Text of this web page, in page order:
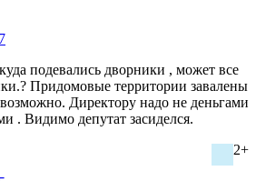
подевались дворники , может все
Придомовые территории завалены
Директору надо не деньгами
. Видимо депутат засиделся.
2+